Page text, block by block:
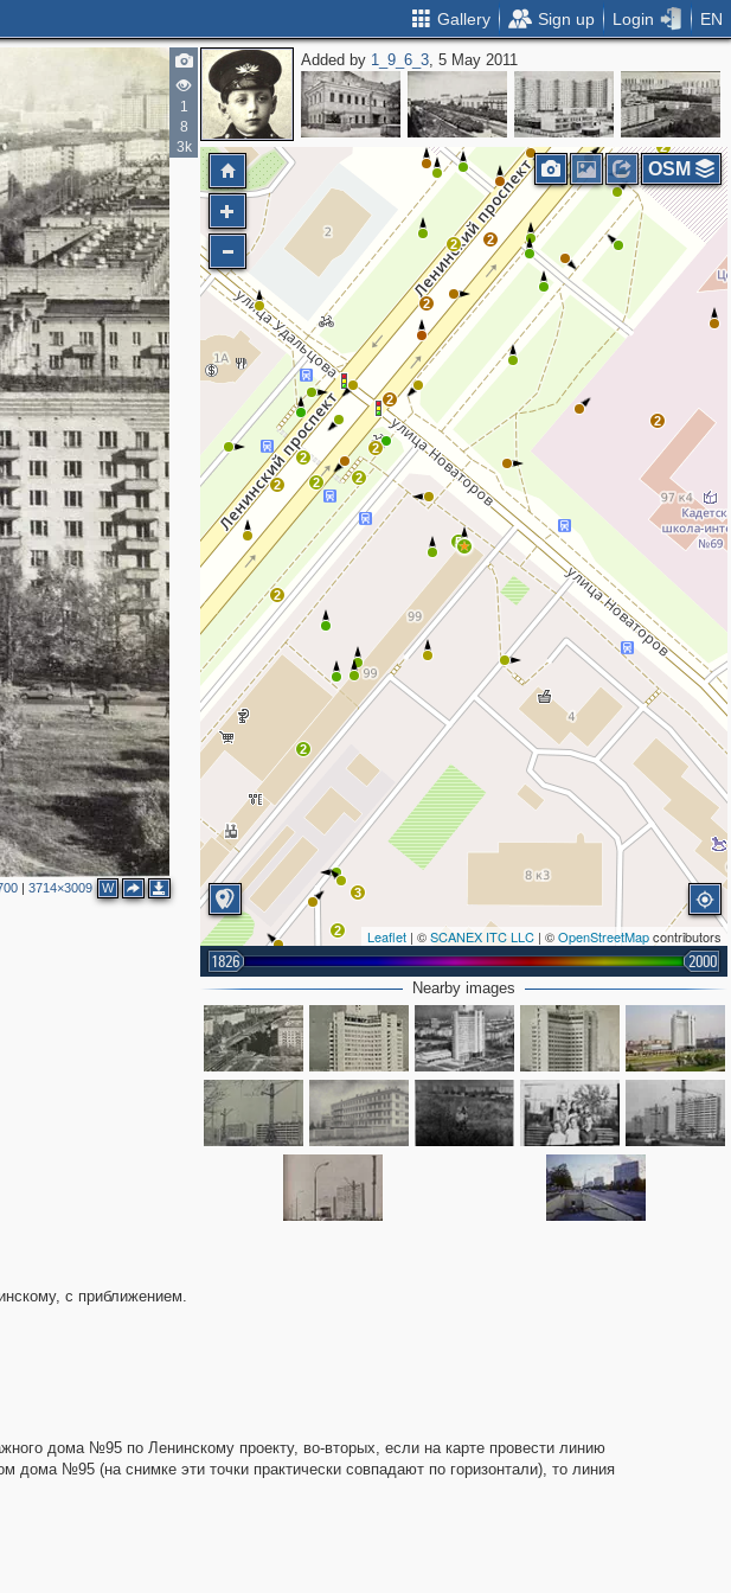
Gallery Sign up Login EN
1
8
3k
| 3714×3009 W
Added by 1_9_6_3, 5 May 2011
2
2
2
3
2
2
2
2
2
5
2
2
2
2 2
2
2
Leaflet | ©SCANEX ITC LLC | ©OpenStreetMapcontributors
1826 2000
OSM
Nearby images
с приближением.
дома №95 по Ленинскому проекту, во-вторых, если на карте провести линию
№95 (на снимке эти точки практически совпадают по горизонтали), то линия